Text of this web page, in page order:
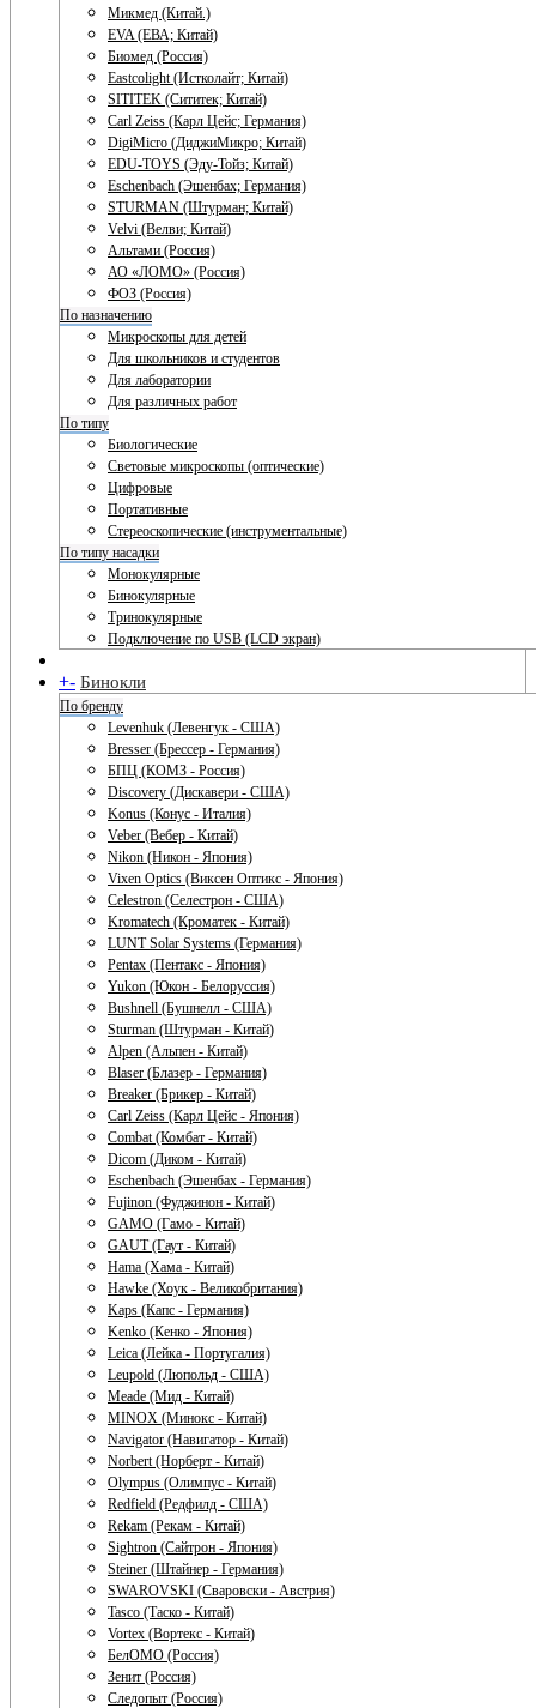
Микмед (Китай.)
EVA (ЕВА; Китай)
Биомед (Россия)
Eastcolight (Истколайт; Китай)
SITITEK (Сититек; Китай)
Carl Zeiss (Карл Цейс; Германия)
DigiMicro (ДиджиМикро; Китай)
EDU-TOYS (Эду-Тойз; Китай)
Eschenbach (Эшенбах; Германия)
STURMAN (Штурман; Китай)
Velvi (Велви; Китай)
Альтами (Россия)
АО «ЛОМО» (Россия)
ФОЗ (Россия)
По назначению
Микроскопы для детей
Для школьников и студентов
Для лаборатории
Для различных работ
По типу
Биологические
Световые микроскопы (оптические)
Цифровые
Портативные
Стереоскопические (инструментальные)
По типу насадки
Монокулярные
Бинокулярные
Тринокулярные
Подключение по USB (LCD экран)
+- Бинокли
По бренду
Levenhuk (Левенгук - США)
Bresser (Брессер - Германия)
БПЦ (КОМЗ - Россия)
Discovery (Дискавери - США)
Konus (Конус - Италия)
Veber (Вебер - Китай)
Nikon (Никон - Япония)
Vixen Optics (Виксен Оптикс - Япония)
Celestron (Селестрон - США)
Kromatech (Кроматек - Китай)
LUNT Solar Systems (Германия)
Pentax (Пентакс - Япония)
Yukon (Юкон - Белоруссия)
Bushnell (Бушнелл - США)
Sturman (Штурман - Китай)
Alpen (Альпен - Китай)
Blaser (Блазер - Германия)
Breaker (Брикер - Китай)
Carl Zeiss (Карл Цейс - Япония)
Combat (Комбат - Китай)
Dicom (Диком - Китай)
Eschenbach (Эшенбах - Германия)
Fujinon (Фуджинон - Китай)
GAMO (Гамо - Китай)
GAUT (Гаут - Китай)
Hama (Хама - Китай)
Hawke (Хоук - Великобритания)
Kaps (Капс - Германия)
Kenko (Кенко - Япония)
Leica (Лейка - Португалия)
Leupold (Люпольд - США)
Meade (Мид - Китай)
MINOX (Минокс - Китай)
Navigator (Навигатор - Китай)
Norbert (Норберт - Китай)
Olympus (Олимпус - Китай)
Redfield (Редфилд - США)
Rekam (Рекам - Китай)
Sightron (Сайтрон - Япония)
Steiner (Штайнер - Германия)
SWAROVSKI (Сваровски - Австрия)
Tasco (Таско - Китай)
Vortex (Вортекс - Китай)
БелОМО (Россия)
Зенит (Россия)
Следопыт (Россия)